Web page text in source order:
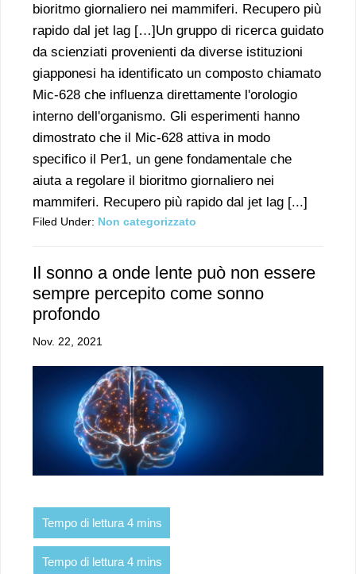
bioritmo giornaliero nei mammiferi. Recupero più
rapido dal jet lag […]Un gruppo di ricerca guidato
da scienziati provenienti da diverse istituzioni
giapponesi ha identificato un composto chiamato
Mic-628 che influenza direttamente l'orologio
interno dell'organismo. Gli esperimenti hanno
dimostrato che il Mic-628 attiva in modo
specifico il Per1, un gene fondamentale che
aiuta a regolare il bioritmo giornaliero nei
mammiferi. Recupero più rapido dal jet lag [...]
Filed Under: Non categorizzato
Il sonno a onde lente può non essere
sempre percepito come sonno
profondo
Nov. 22, 2021